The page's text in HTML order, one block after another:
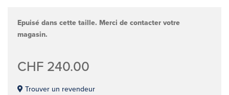
Epuisé dans cette taille. Merci de contacter votre
magasin.
CHF 240.00
Trouver un revendeur